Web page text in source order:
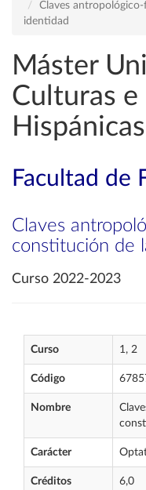
Claves
identidad
Máster
Culturas
Hispánicas
Facultad de
Claves
constitución de
Curso 2022-2023
Curso 1, 2
Código
Nombre
Carácter
Créditos 6,0